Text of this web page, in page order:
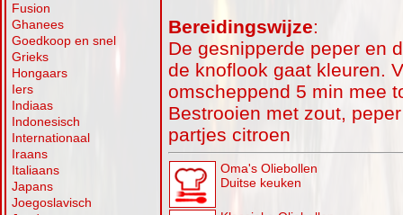
Fusion
Ghanees
Goedkoop en snel
Grieks
Hongaars
Iers
Indiaas
Indonesisch
Internationaal
Iraans
Italiaans
Japans
Joegoslavisch
Bereidingswijze:
De gesnipperde peper en
de knoflook gaat kleuren.
omscheppend 5 min mee
Bestrooien met zout,
partjes citroen
Oma's Oliebollen
Duitse keuken